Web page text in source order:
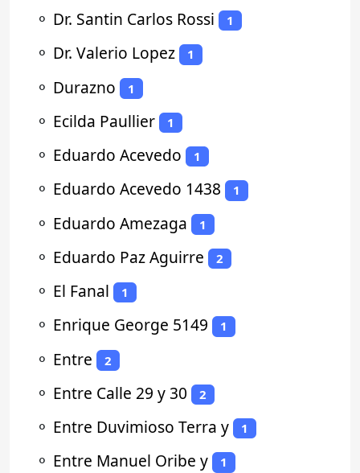
⚬ Dr. Santin Carlos Rossi 1
⚬ Dr. Valerio Lopez 1
⚬ Durazno 1
⚬ Ecilda Paullier 1
⚬ Eduardo Acevedo 1
⚬ Eduardo Acevedo 1438 1
⚬ Eduardo Amezaga 1
⚬ Eduardo Paz Aguirre 2
⚬ El Fanal 1
⚬ Enrique George 5149 1
⚬ Entre 2
⚬ Entre Calle 29 y 30 2
⚬ Entre Duvimioso Terra y 1
⚬ Entre Manuel Oribe y 1